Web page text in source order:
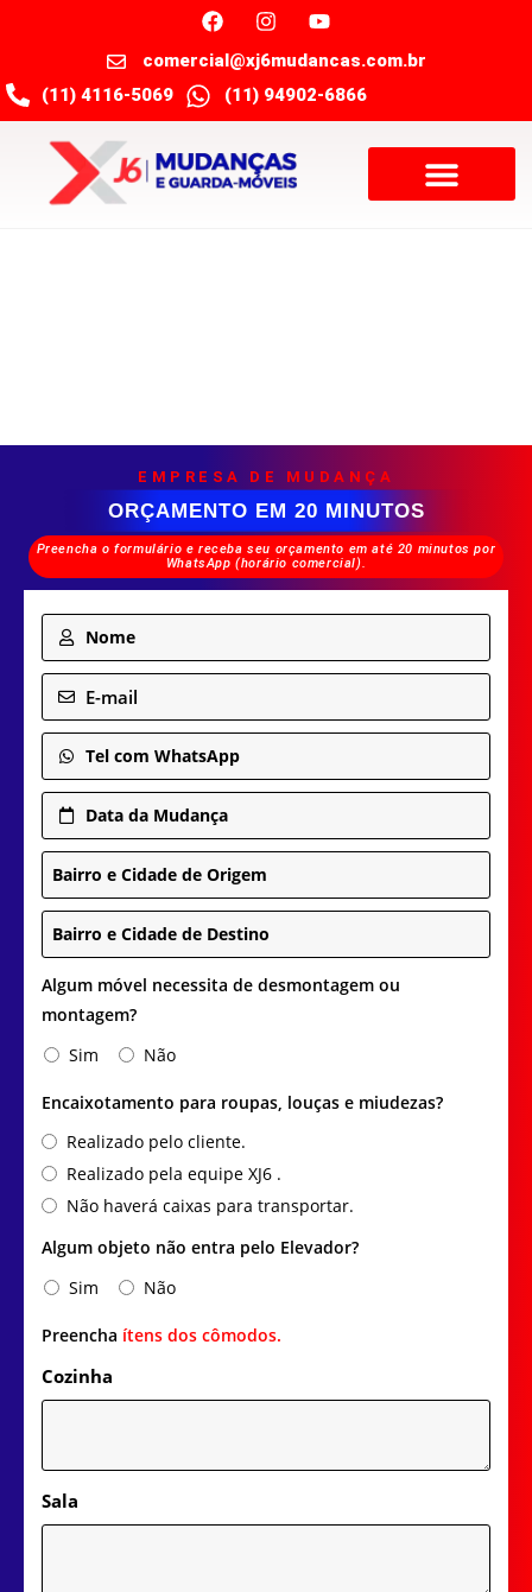
comercial@xj6mudancas.com.br
(11) 4116-5069
(11) 94902-6866
EMPRESA DE MUDANÇA
ORÇAMENTO EM 20 MINUTOS
Preencha o formulário e receba seu orçamento em até 20 minutos por
WhatsApp (horário comercial).
Nome
E-mail
Tel com WhatsApp
Data da Mudança
Bairro e Cidade de Origem
Bairro e Cidade de Destino
Algum móvel necessita de desmontagem ou
montagem?
Sim
Não
Encaixotamento para roupas, louças e miudezas?
Realizado pelo cliente.
Realizado pela equipe XJ6 .
Não haverá caixas para transportar.
Algum objeto não entra pelo Elevador?
Sim
Não
Preencha ítens dos cômodos.
Cozinha
Sala